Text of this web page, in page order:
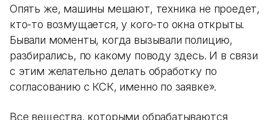
Опять же, машины мешают, техника не проедет,
кто-то возмущается, у кого-то окна открыты.
Бывали моменты, когда вызывали полицию,
разбирались, по какому поводу здесь. И в связи
с этим желательно делать обработку по
согласованию с КСК, именно по заявке».
Все вещества, которыми обрабатываются